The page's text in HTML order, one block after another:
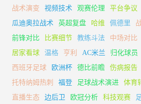
战术演变
视频技术 观赛伦理 平台争议
瓜迪奥拉战术
英超复盘 哈维 佩德里
前锋对比
比赛细节 教练斗法 中场对比
居家看球
温格 亨利 AC米兰 归化球员
西班牙足球
欧洲杯 德比前瞻 伤病报告
托特纳姆热刺
福登 足球战术演进 体育
直播生态
边后卫 欧冠分析 科技观赛